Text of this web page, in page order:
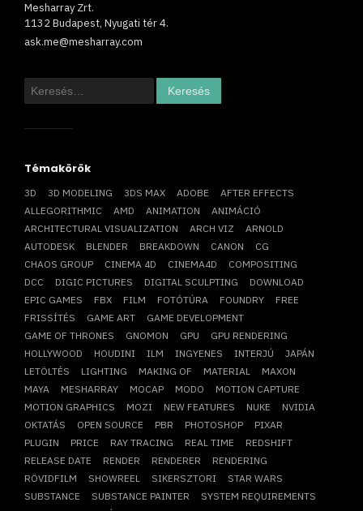
Mesharray Zrt.
1132 Budapest, Nyugati tér 4.
ask.me@mesharray.com
Keresés:
Témakörök
3D 3D MODELING 3DS MAX ADOBE
AFTER EFFECTS
ALLEGORITHMIC
AMD ANIMATION
ANIMÁCIÓ
ARCHITECTURAL VISUALIZATION
ARCH VIZ
ARNOLD
AUTODESK
BLENDER BREAKDOWN CANON
CG
CHAOS GROUP
CINEMA 4D CINEMA4D
COMPOSITING
DCC
DIGIC PICTURES DIGITAL SCULPTING
DOWNLOAD
EPIC GAMES
FBX FILM FOTÓTÚRA FOUNDRY
FREE
FRISSÍTÉS
GAME ART
GAME DEVELOPMENT
GAME OF THRONES
GNOMON GPU
GPU RENDERING
HOLLYWOOD
HOUDINI ILM INGYENES INTERJÚ
JAPÁN
LETÖLTÉS
LIGHTING MAKING OF MATERIAL
MAXON
MAYA
MESHARRAY MOCAP MODO
MOTION CAPTURE
MOTION GRAPHICS
MOZI NEW FEATURES NUKE
NVIDIA
OKTATÁS
OPEN SOURCE PBR PHOTOSHOP
PIXAR
PLUGIN
PRICE RAY TRACING REAL TIME
REDSHIFT
RELEASE DATE
RENDER RENDERER
RENDERING
RÖVIDFILM
SHOWREEL SIKERSZTORI
STAR WARS
SUBSTANCE
SUBSTANCE PAINTER
SYSTEM REQUIREMENTS